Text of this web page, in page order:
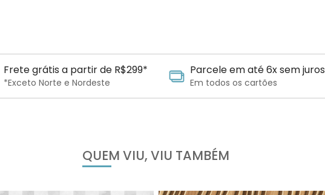
Frete grátis a partir de R$299*
*Exceto Norte e Nordeste
Parcele em até 6x sem juros
Em todos os cartões
QUEM VIU, VIU TAMBÉM